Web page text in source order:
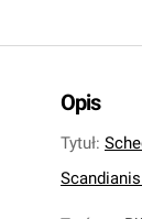
Opis
Tytuł: